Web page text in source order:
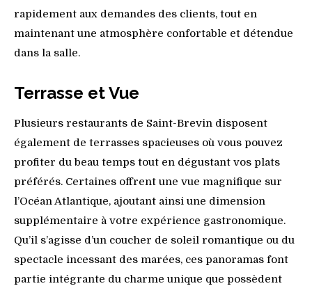
rapidement aux demandes des clients, tout en
maintenant une atmosphère confortable et détendue
dans la salle.
Terrasse et Vue
Plusieurs restaurants de Saint-Brevin disposent
également de terrasses spacieuses où vous pouvez
profiter du beau temps tout en dégustant vos plats
préférés. Certaines offrent une vue magnifique sur
l’Océan Atlantique, ajoutant ainsi une dimension
supplémentaire à votre expérience gastronomique.
Qu’il s’agisse d’un coucher de soleil romantique ou du
spectacle incessant des marées, ces panoramas font
partie intégrante du charme unique que possèdent